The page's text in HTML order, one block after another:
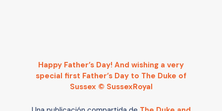
Happy Father’s Day! And wishing a very
special first Father’s Day to The Duke of
Sussex © SussexRoyal